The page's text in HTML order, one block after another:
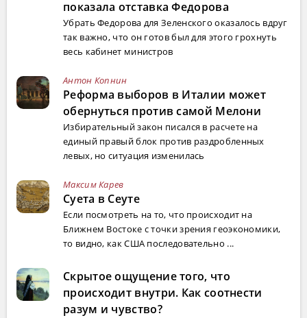
показала отставка Федорова
Убрать Федорова для Зеленского оказалось вдруг
так важно, что он готов был для этого грохнуть
весь кабинет министров
Антон Копнин
Реформа выборов в Италии может
обернуться против самой Мелони
Избирательный закон писался в расчете на
единый правый блок против раздробленных
левых, но ситуация изменилась
Максим Карев
Суета в Сеуте
Если посмотреть на то, что происходит на
Ближнем Востоке с точки зрения геоэкономики,
то видно, как США последовательно ...
Скрытое ощущение того, что
происходит внутри. Как соотнести
разум и чувство?